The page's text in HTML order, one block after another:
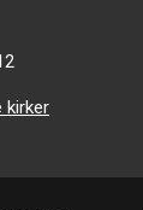
kirker